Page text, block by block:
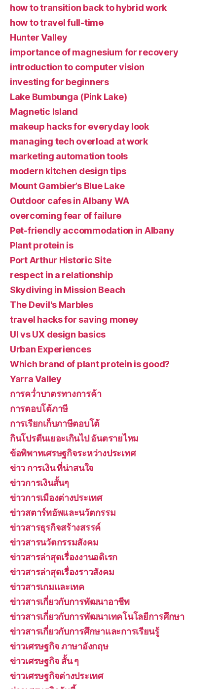
how to transition back to hybrid work
how to travel full-time
Hunter Valley
importance of magnesium for recovery
introduction to computer vision
investing for beginners
Lake Bumbunga (Pink Lake)
Magnetic Island
makeup hacks for everyday look
managing tech overload at work
marketing automation tools
modern kitchen design tips
Mount Gambier’s Blue Lake
Outdoor cafes in Albany WA
overcoming fear of failure
Pet-friendly accommodation in Albany
Plant protein is
Port Arthur Historic Site
respect in a relationship
Skydiving in Mission Beach
The Devil's Marbles
travel hacks for saving money
UI vs UX design basics
Urban Experiences
Which brand of plant protein is good?
Yarra Valley
การคว่ำบาตรทางการค้า
การตอบโต้ภาษี
การเรียกเก็บภาษีตอบโต้
กินโปรตีนเยอะเกินไป อันตรายไหม
ข้อพิพาทเศรษฐกิจระหว่างประเทศ
ข่าว การเงิน ที่น่าสนใจ
ข่าวการเงินสั้นๆ
ข่าวการเมืองต่างประเทศ
ข่าวสตาร์ทอัพและนวัตกรรม
ข่าวสารธุรกิจสร้างสรรค์
ข่าวสารนวัตกรรมสังคม
ข่าวสารล่าสุดเรื่องงานอดิเรก
ข่าวสารล่าสุดเรื่องราวสังคม
ข่าวสารเกมและเทค
ข่าวสารเกี่ยวกับการพัฒนาอาชีพ
ข่าวสารเกี่ยวกับการพัฒนาเทคโนโลยีการศึกษา
ข่าวสารเกี่ยวกับการศึกษาและการเรียนรู้
ข่าวเศรษฐกิจ ภาษาอังกฤษ
ข่าวเศรษฐกิจ สั้น ๆ
ข่าวเศรษฐกิจต่างประเทศ